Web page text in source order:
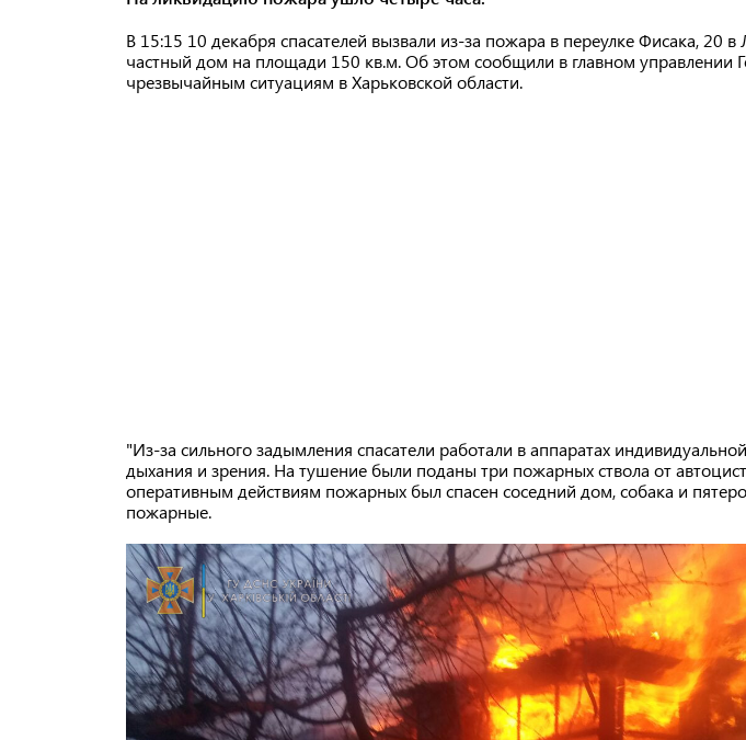
В 15:15 10 декабря спасателей вызвали из-за пожара в переулке Фисака, 20
частный дом на площади 150 кв.м. Об этом сообщили в главном управлении
чрезвычайным ситуациям в Харьковской области.
"Из-за сильного задымления спасатели работали в аппаратах
дыхания и зрения. На тушение были поданы три пожарных ствола от
оперативным действиям пожарных был спасен соседний дом, собака и
пожарные.